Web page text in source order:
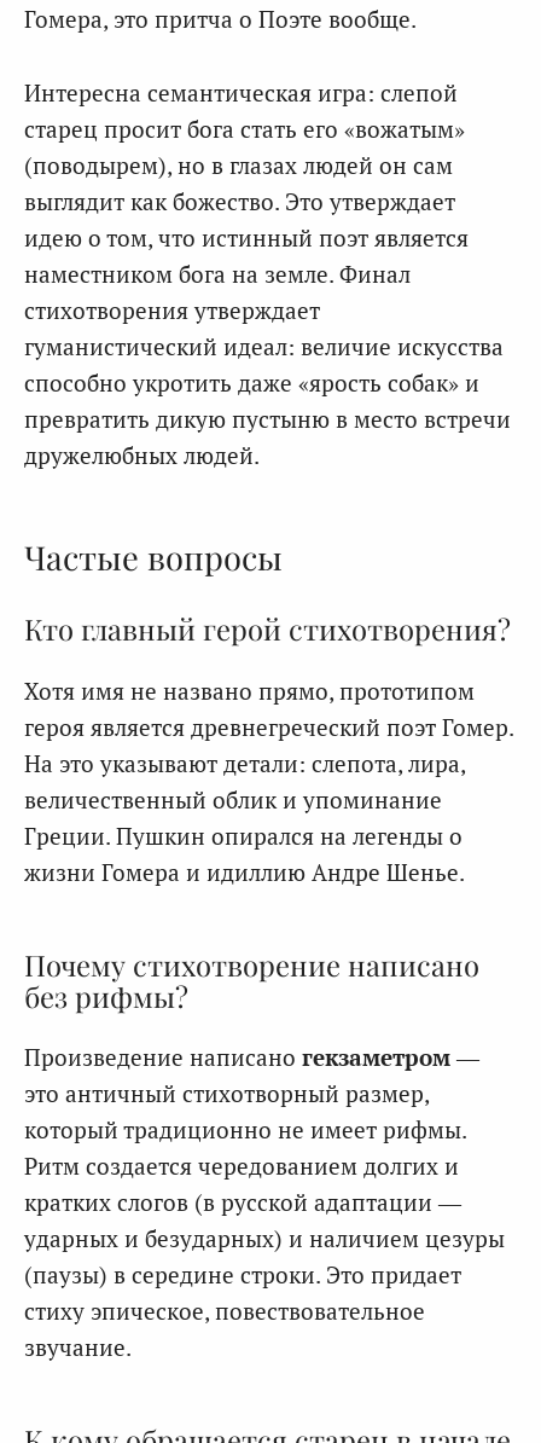
Гомера, это притча о Поэте вообще.
Интересна семантическая игра: слепой
старец просит бога стать его «вожатым»
(поводырем), но в глазах людей он сам
выглядит как божество. Это утверждает
идею о том, что истинный поэт является
наместником бога на земле. Финал
стихотворения утверждает
гуманистический идеал: величие искусства
способно укротить даже «ярость собак» и
превратить дикую пустыню в место встречи
дружелюбных людей.
Частые вопросы
Кто главный герой стихотворения?
Хотя имя не названо прямо, прототипом
героя является древнегреческий поэт Гомер.
На это указывают детали: слепота, лира,
величественный облик и упоминание
Греции. Пушкин опирался на легенды о
жизни Гомера и идиллию Андре Шенье.
Почему стихотворение написано
без рифмы?
Произведение написано гекзаметром—
это античный стихотворный размер,
который традиционно не имеет рифмы.
Ритм создается чередованием долгих и
кратких слогов (в русской адаптации —
ударных и безударных) и наличием цезуры
(паузы) в середине строки. Это придает
стиху эпическое, повествовательное
звучание.